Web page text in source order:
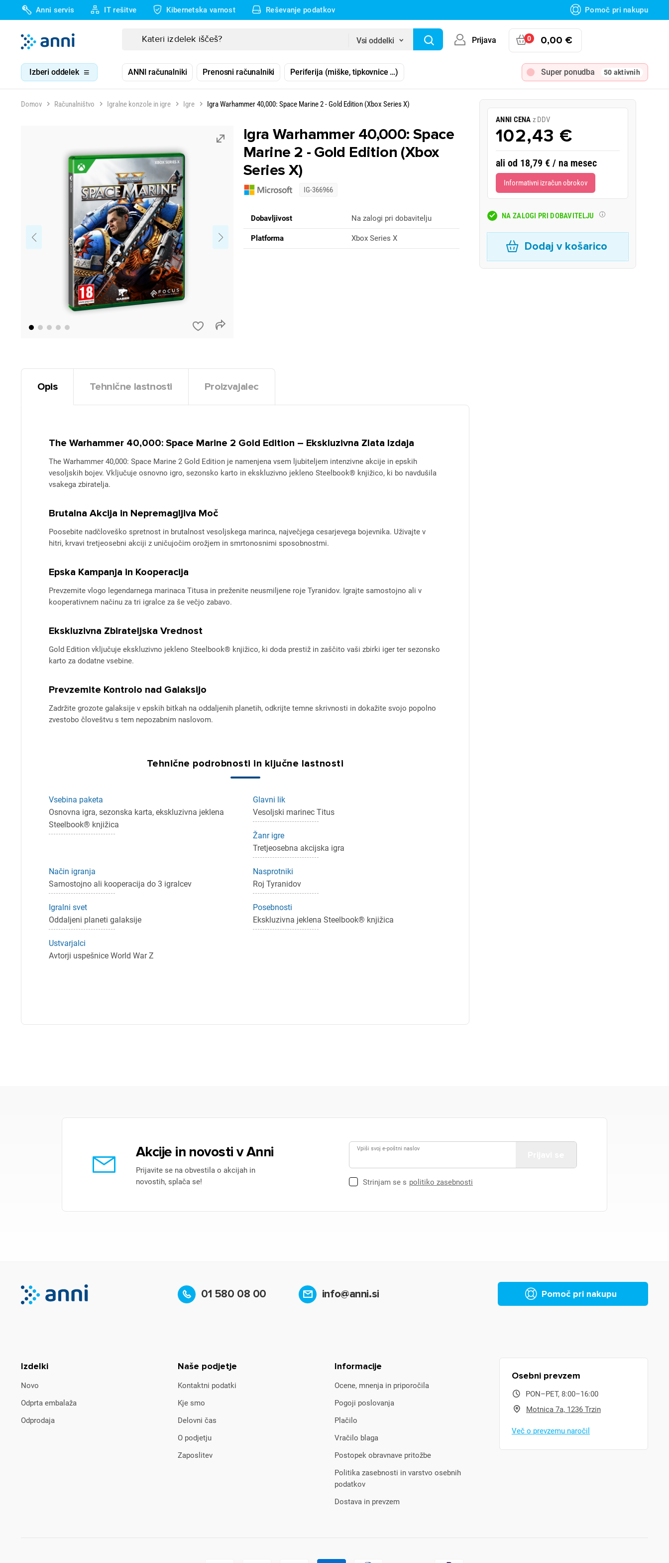
Anni servis IT rešitve Kibernetska varnost Reševanje podatkov Pomoč pri nakupu
Vsi oddelki Prijava 0 0,00 €
Izberi oddelek ANNI računalniki Prenosni računalniki Periferija (miške, tipkovnice …) Super ponudba 50 aktivnih
Domov Računalništvo Igralne konzole in igre Igre Igra Warhammer 40,000: Space Marine 2 - Gold Edition (Xbox Series X)
Igra Warhammer 40,000: Space
Marine 2 - Gold Edition (Xbox
Series X)
IG-366966
Dobavljivost Na zalogi pri dobavitelju
Platforma Xbox Series X
ANNI CENA z DDV
102,43 €
ali od 18,79 € / na mesec
Informativni izračun obrokov
NA ZALOGI PRI DOBAVITELJU
Dodaj v košarico
Opis Tehnične lastnosti Proizvajalec
The Warhammer 40,000: Space Marine 2 Gold Edition – Ekskluzivna Zlata Izdaja
The Warhammer 40,000: Space Marine 2 Gold Edition je namenjena vsem ljubiteljem intenzivne akcije in epskih
vesoljskih bojev. Vključuje osnovno igro, sezonsko karto in ekskluzivno jekleno Steelbook® knjižico, ki bo navdušila
vsakega zbiratelja.
Brutalna Akcija in Nepremagljiva Moč
Poosebite nadčloveško spretnost in brutalnost vesoljskega marinca, največjega cesarjevega bojevnika. Uživajte v
hitri, krvavi tretjeosebni akciji z uničujočim orožjem in smrtonosnimi sposobnostmi.
Epska Kampanja in Kooperacija
Prevzemite vlogo legendarnega marinaca Titusa in preženite neusmiljene roje Tyranidov. Igrajte samostojno ali v
kooperativnem načinu za tri igralce za še večjo zabavo.
Ekskluzivna Zbirateljska Vrednost
Gold Edition vključuje ekskluzivno jekleno Steelbook® knjižico, ki doda prestiž in zaščito vaši zbirki iger ter sezonsko
karto za dodatne vsebine.
Prevzemite Kontrolo nad Galaksijo
Zadržite grozote galaksije v epskih bitkah na oddaljenih planetih, odkrijte temne skrivnosti in dokažite svojo popolno
zvestobo človeštvu s tem nepozabnim naslovom.
Tehnične podrobnosti in ključne lastnosti
Vsebina paketa
Osnovna igra, sezonska karta, ekskluzivna jeklena
Steelbook® knjižica
Glavni lik
Vesoljski marinec Titus
Žanr igre
Tretjeosebna akcijska igra
Način igranja
Samostojno ali kooperacija do 3 igralcev
Nasprotniki
Roj Tyranidov
Igralni svet
Oddaljeni planeti galaksije
Posebnosti
Ekskluzivna jeklena Steelbook® knjižica
Ustvarjalci
Avtorji uspešnice World War Z
Akcije in novosti v Anni
Prijavite se na obvestila o akcijah in
novostih, splača se!
Vpiši svoj e-poštni naslov
Strinjam se s politiko zasebnosti
01 580 08 00 info@anni.si Pomoč pri nakupu
Izdelki
Novo
Odprta embalaža
Odprodaja
Naše podjetje
Kontaktni podatki
Kje smo
Delovni čas
O podjetju
Zaposlitev
Informacije
Ocene, mnenja in priporočila
Pogoji poslovanja
Plačilo
Vračilo blaga
Postopek obravnave pritožbe
Politika zasebnosti in varstvo osebnih
podatkov
Dostava in prevzem
Osebni prevzem
PON–PET, 8:00–16:00
Motnica 7a, 1236 Trzin
Več o prevzemu naročil
Za dodajanje na seznam želja morate biti prijavljeni.